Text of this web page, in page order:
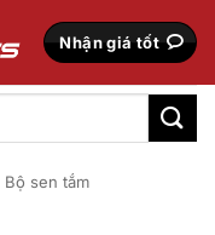
Nhận giá tốt
Bộ sen tắm